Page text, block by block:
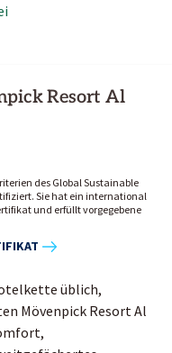
Resort Al
des Global Sustainable
Sie hat ein international
und erfüllt vorgegebene
üblich,
Mövenpick Resort Al